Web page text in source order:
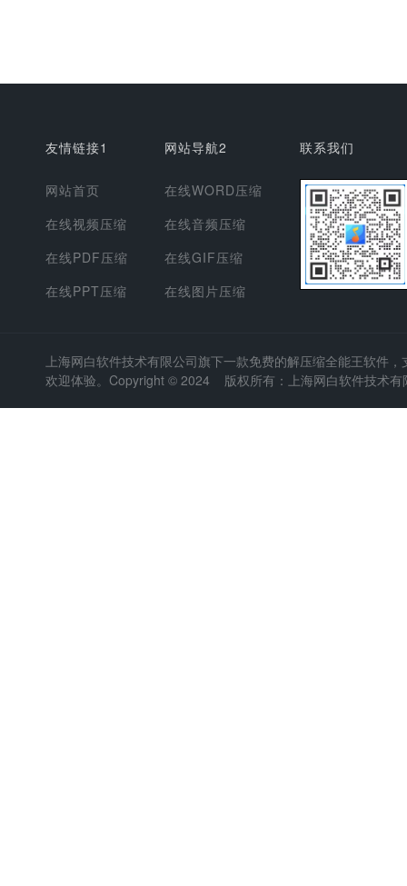
友情链接1
网站首页
在线视频压缩
在线PDF压缩
在线PPT压缩
网站导航2
在线WORD压缩
在线音频压缩
在线GIF压缩
在线图片压缩
联系我们
上海网白软件技术有限公司旗下一款免费的解压缩全能王软件
欢迎体验。Copyright © 2024 版权所有：上海网白软件技术